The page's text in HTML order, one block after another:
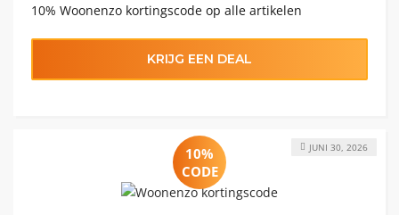
10% Woonenzo kortingscode op alle artikelen
KRIJG EEN DEAL
10%
CODE
JUNI 30, 2026